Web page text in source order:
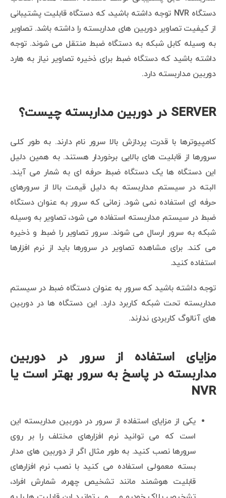
دستگاه NVR توجه داشته باشید، که دستگاه قابلیت پشتیبانی
از کیفیت تصاویر دوربین های مداربسته را داشته باشد. تصاویر
به وسیله کابل شبکه به دستگاه ضبط منتقل می شوند. توجه
داشته باشید که دستگاه ضبط برای ذخیره تصاویر نیاز به هارد
دوربین مداربسته دارد.
SERVER در دوربین مداربسته چیست؟
کامپیوترها با قدرت پردازش بالا سرور نام دارند. به طور کلی
سرورها از قابلیت های بالایی برخوردار هستند. به همین دلیل
این دستگاه ها یک دستگاه ضبط حرفه ای به شمار می آیند.
البته در سیستم مداربسته به دلیل قیمت بالا از سرورهای
حرفه ای استفاده نمی شود. زمانی که سرور به عنوان دستگاه
ضبط در سیستم مداربسته استفاده می شود، تصاویر به وسیله
شبکه به سرور ارسال می شوند. سرور تصاویر را ضبط و ذخیره
می کند. برای مشاهده تصاویر در سرورها باید از نرم افزارها
استفاده کنید.
توجه داشته باشید که سرور به عنوان دستگاه ضبط در سیستم
مداربسته تحت شبکه کاربرد دارد. این دستگاه ها در دوربین
های آنالوگ کاربردی ندارند.
مزایای استفاده از سرور در دوربین
مداربسته در پاسخ به سرور بهتر است یا
NVR
یکی از مزایای استفاده از سرور در دوربین مداربسته این
است که می توانید نرم افزارهای مختلف را بر روی
سرورها نصب کنید. به طور مثال اگر از دوربین های مدار
بسته معمولی استفاده می کنید با نصب نرم افزارهای
قابلیت هوشمند مانند تشخیص چهره، شمارش افراد،